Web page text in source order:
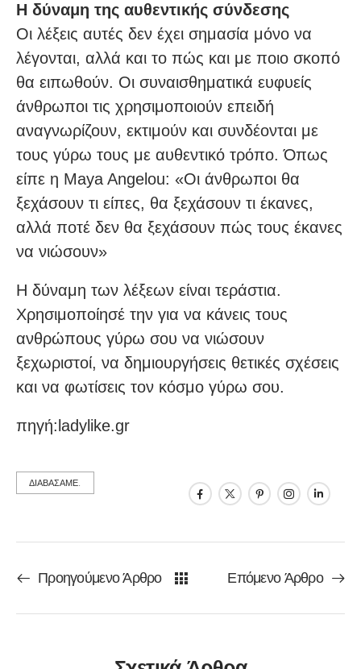
Η δύναμη της αυθεντικής σύνδεσης
Οι λέξεις αυτές δεν έχει σημασία μόνο να
λέγονται, αλλά και το πώς και με ποιο σκοπό
θα ειπωθούν. Οι συναισθηματικά ευφυείς
άνθρωποι τις χρησιμοποιούν επειδή
αναγνωρίζουν, εκτιμούν και συνδέονται με
τους γύρω τους με αυθεντικό τρόπο. Όπως
είπε η Maya Angelou: «Οι άνθρωποι θα
ξεχάσουν τι είπες, θα ξεχάσουν τι έκανες,
αλλά ποτέ δεν θα ξεχάσουν πώς τους έκανες
να νιώσουν»
Η δύναμη των λέξεων είναι τεράστια.
Χρησιμοποίησέ την για να κάνεις τους
ανθρώπους γύρω σου να νιώσουν
ξεχωριστοί, να δημιουργήσεις θετικές σχέσεις
και να φωτίσεις τον κόσμο γύρω σου.
πηγή:ladylike.gr
ΔΙΑΒΑΣΑΜΕ.
Προηγούμενο Άρθρο Επόμενο Άρθρο